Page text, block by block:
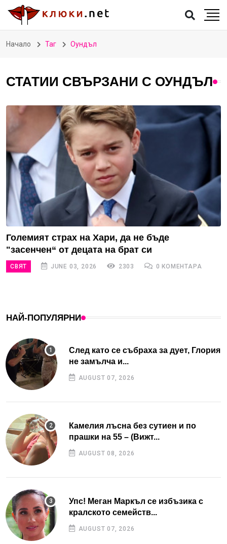
Начало Таг Оундъл
СТАТИИ СВЪРЗАНИ С ОУНДЪЛ
Големият страх на Хари, да не бъде
"засенчен“ от децата на брат си
СВЯТ JUNE 03, 2026 2303 0 КОМЕНТАРА
НАЙ-ПОПУЛЯРНИ
След като се събраха за дует, Глория
не замълча и...
AUGUST 07, 2026
Камелия лъсна без сутиен и по
прашки на 55 – (Вижт...
AUGUST 08, 2026
Упс! Меган Маркъл се избъзика с
кралското семейств...
AUGUST 07, 2026